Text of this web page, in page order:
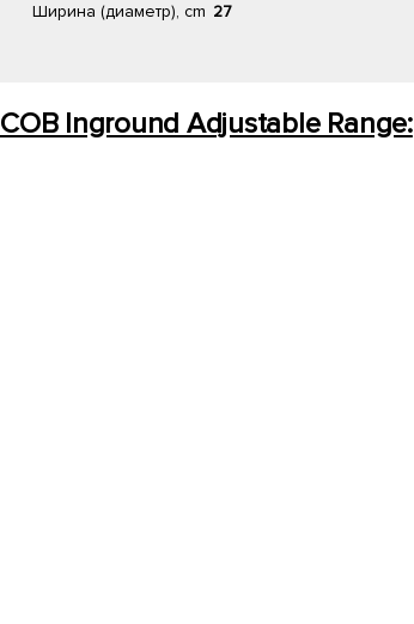
Ширина (диаметр), cm 27
Inground Adjustable Range: